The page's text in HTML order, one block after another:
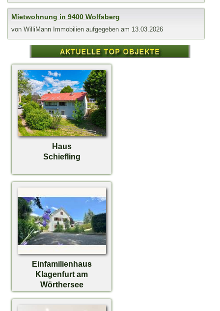
Mietwohnung in 9400 Wolfsberg
von WilliMann Immobilien aufgegeben am 13.03.2026
Haus
Schiefling
Einfamilienhaus
Klagenfurt am
Wörthersee